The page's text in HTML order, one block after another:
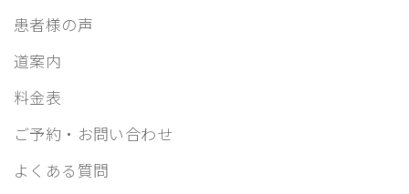
患者様の声
道案内
料金表
ご予約・お問い合わせ
よくある質問